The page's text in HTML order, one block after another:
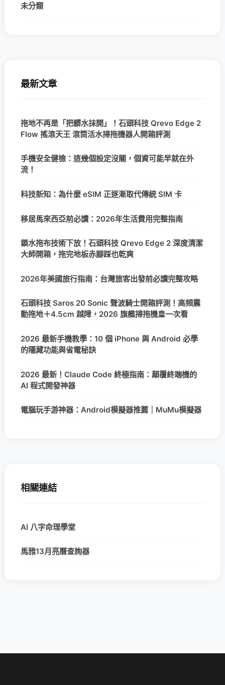
未分類
最新文章
拖地不再是「把髒水抹開」！石頭科技 Qrevo Edge 2
Flow 搖滾天王 滾筒活水掃拖機器人開箱評測
手機安全健檢：這幾個設定沒關，個資可能早就在外
流！
科技新知：為什麼 eSIM 正逐漸取代傳統 SIM 卡
移居馬來西亞前必讀：2026年生活費用完整指南
鎖水拖布技術下放！石頭科技 Qrevo Edge 2 深度清潔
大師開箱，拖完地板赤腳踩也乾爽
2026年美國旅行指南：台灣旅客出發前必讀完整攻略
石頭科技 Saros 20 Sonic 聲波騎士開箱評測！高頻震
動拖地＋4.5cm 越障，2026 旗艦掃拖機皇一次看
2026 最新手機教學：10 個 iPhone 與 Android 必學
的隱藏功能與省電秘訣
2026 最新！Claude Code 終極指南：顛覆終端機的
AI 程式開發神器
電腦玩手游神器：Android模擬器推薦｜MuMu模擬器
相關連結
AI 八字命理學堂
馬雅13月亮曆查詢器